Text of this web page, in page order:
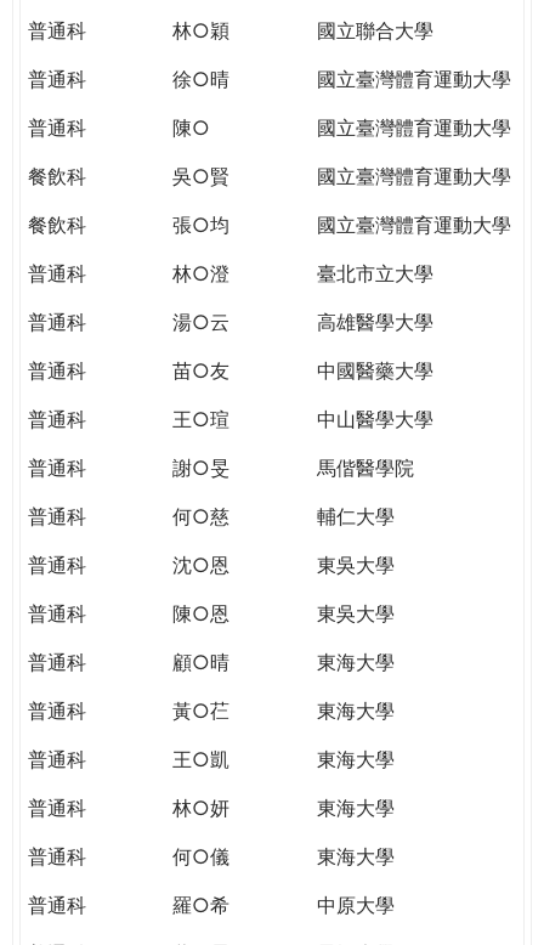
YOU
THE
CITIZENSHIP
普通科
林○穎
國立聯合大學
普通科
徐○晴
國立臺灣體育運動大學
普通科
陳○
國立臺灣體育運動大學
餐飲科
吳○賢
國立臺灣體育運動大學
餐飲科
張○均
國立臺灣體育運動大學
普通科
林○澄
臺北市立大學
普通科
湯○云
高雄醫學大學
普通科
苗○友
中國醫藥大學
普通科
王○瑄
中山醫學大學
普通科
謝○旻
馬偕醫學院
普通科
何○慈
輔仁大學
普通科
沈○恩
東吳大學
普通科
陳○恩
東吳大學
普通科
顧○晴
東海大學
普通科
黃○芢
東海大學
普通科
王○凱
東海大學
普通科
林○妍
東海大學
普通科
何○儀
東海大學
普通科
羅○希
中原大學